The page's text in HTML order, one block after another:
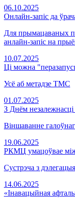
06.10.2025
Онлайн-запіс да
Для прымацаваных
анлайн-запіс на
10.07.2025
Ці можна
Усё аб метадзе ТМС
01.07.2025
З Днём незалежнасці
Віншаванне
19.06.2025
РКМЦ умацоўвае
Сустрэча з
14.06.2025
«Інавацыйная